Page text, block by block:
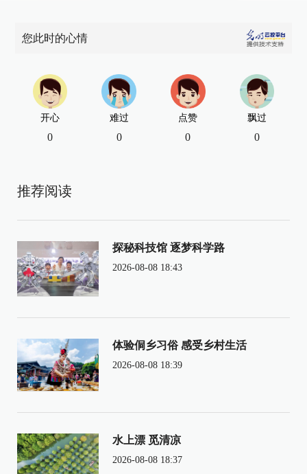
您此时的心情
开心
0
难过
0
点赞
0
飘过
0
推荐阅读
探秘科技馆 逐梦科学路
2026-08-08 18:43
体验侗乡习俗 感受乡村生活
2026-08-08 18:39
水上漂 觅清凉
2026-08-08 18:37